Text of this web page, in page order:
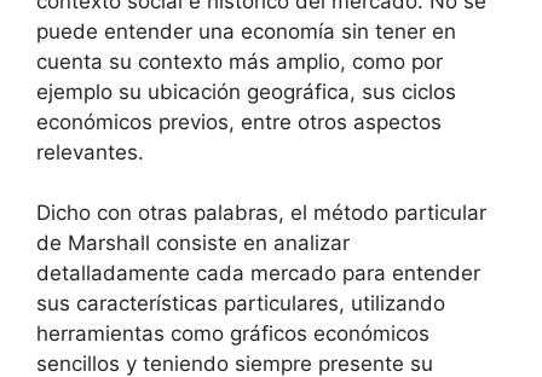
puede entender una economía sin tener en
cuenta su contexto más amplio, como por
ejemplo su ubicación geográfica, sus ciclos
económicos previos, entre otros aspectos
relevantes.
Dicho con otras palabras, el método particular
de Marshall consiste en analizar
detalladamente cada mercado para entender
sus características particulares, utilizando
herramientas como gráficos económicos
sencillos y teniendo siempre presente su